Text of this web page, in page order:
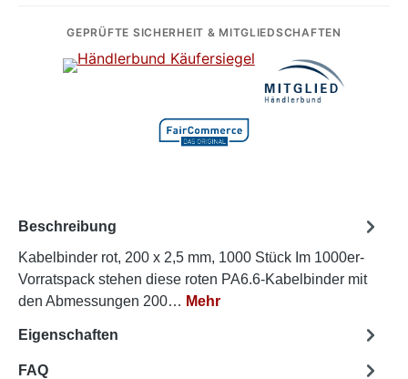
GEPRÜFTE SICHERHEIT & MITGLIEDSCHAFTEN
Beschreibung
Kabelbinder rot, 200 x 2,5 mm, 1000 Stück Im 1000er-
Vorratspack stehen diese roten PA6.6-Kabelbinder mit
den Abmessungen 200… Mehr
Eigenschaften
FAQ